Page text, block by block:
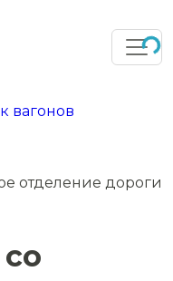
вагонов
отделение дороги